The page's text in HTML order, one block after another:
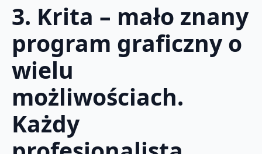
3. Krita – mało znany
program graficzny o
wielu
możliwościach.
Każdy